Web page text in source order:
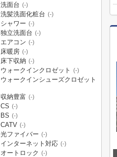
洗面台 (-)
洗髪洗面化粧台 (-)
シャワー (-)
独立洗面台 (-)
エアコン (-)
床暖房 (-)
床下収納 (-)
ウォークインクロゼット (-)
ウォークインシューズクロゼット
収納豊富 (-)
CS (-)
BS (-)
CATV (-)
光ファイバー (-)
インターネット対応 (-)
オートロック (-)